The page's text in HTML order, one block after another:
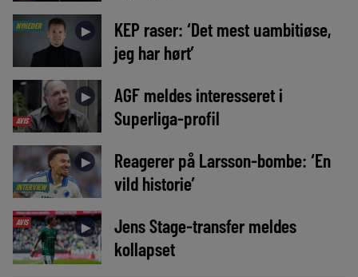
NYHEDER ►
KEP raser: ‘Det mest uambitiøse,
jeg har hørt’
AVIS
►
AGF meldes interesseret i
Superliga-profil
INTERVIEW
►
Reagerer på Larsson-bombe: ‘En
vild historie’
AVIS ►
Jens Stage-transfer meldes
kollapset